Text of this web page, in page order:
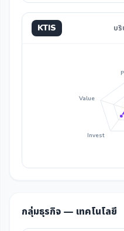
KTIS บริ
Invest
Value
กลุ่มธุรกิจ — เทคโนโลยี